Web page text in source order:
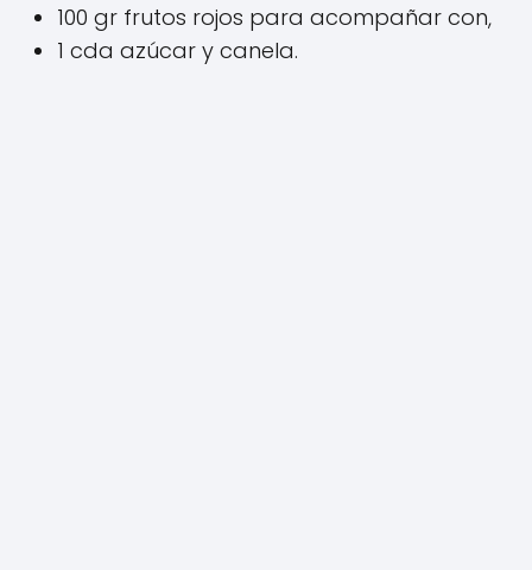
100 gr frutos rojos para acompañar con,
1 cda azúcar y canela.